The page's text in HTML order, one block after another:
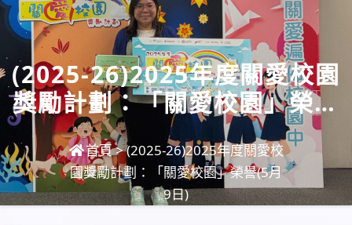
(2025-26)2025年度關愛校園
獎勵計劃：「關愛校園」榮譽
(5月9日)
首頁>(2025-26)2025年度關愛校
園獎勵計劃：「關愛校園」榮譽(5月
9日)